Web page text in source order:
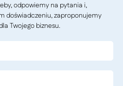
odpowiemy na pytania i,
doświadczeniu, zaproponujemy
Twojego biznesu.